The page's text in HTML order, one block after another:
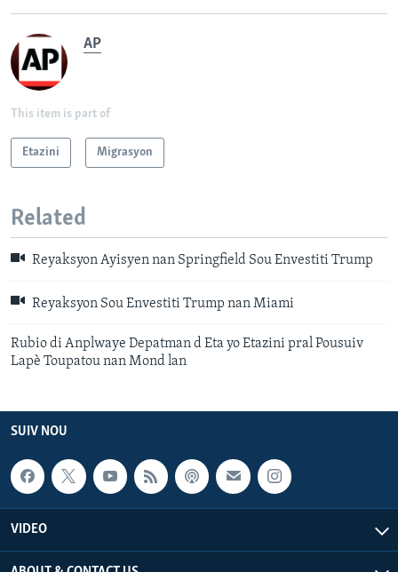
AP
This item is part of
Etazini Migrasyon
Related
Reyaksyon Ayisyen nan Springfield Sou Envestiti Trump
Reyaksyon Sou Envestiti Trump nan Miami
Rubio di Anplwaye Depatman d Eta yo Etazini pral Pousuiv
Lapè Toupatou nan Mond lan
SUIV NOU
VIDEO